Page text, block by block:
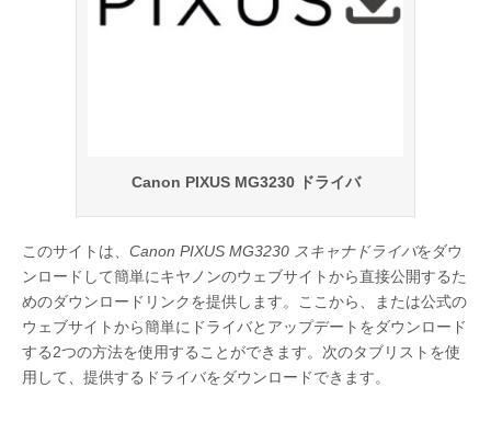
Canon PIXUS MG3230 ドライバ
このサイトは、 Canon PIXUS MG3230 スキャナドライバをダウ
ンロードして簡単にキヤノンのウェブサイトから直接公開するた
めのダウンロードリンクを提供します。ここから、または公式の
ウェブサイトから簡単にドライバとアップデートをダウンロード
する2つの方法を使用することができます。次のタブリストを使
用して、提供するドライバをダウンロードできます。